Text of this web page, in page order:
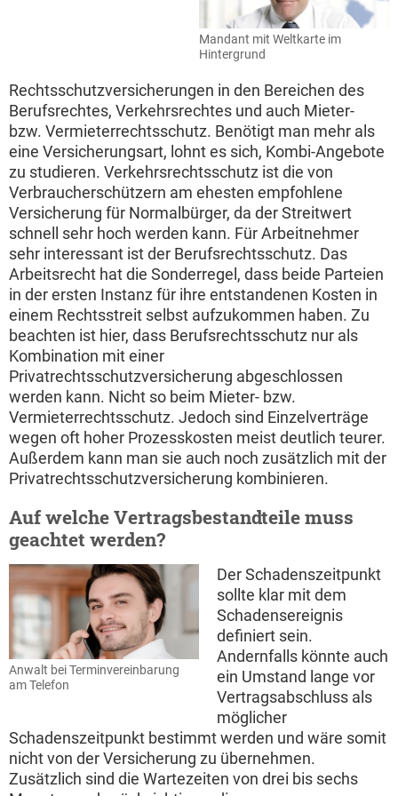
Mandant mit Weltkarte im
Hintergrund
Rechtsschutzversicherungen in den Bereichen des
Berufsrechtes, Verkehrsrechtes und auch Mieter-
bzw. Vermieterrechtsschutz. Benötigt man mehr als
eine Versicherungsart, lohnt es sich, Kombi-Angebote
zu studieren. Verkehrsrechtsschutz ist die von
Verbraucherschützern am ehesten empfohlene
Versicherung für Normalbürger, da der Streitwert
schnell sehr hoch werden kann. Für Arbeitnehmer
sehr interessant ist der Berufsrechtsschutz. Das
Arbeitsrecht hat die Sonderregel, dass beide Parteien
in der ersten Instanz für ihre entstandenen Kosten in
einem Rechtsstreit selbst aufzukommen haben. Zu
beachten ist hier, dass Berufsrechtsschutz nur als
Kombination mit einer
Privatrechtsschutzversicherung abgeschlossen
werden kann. Nicht so beim Mieter- bzw.
Vermieterrechtsschutz. Jedoch sind Einzelverträge
wegen oft hoher Prozesskosten meist deutlich teurer.
Außerdem kann man sie auch noch zusätzlich mit der
Privatrechtsschutzversicherung kombinieren.
Auf welche Vertragsbestandteile muss
geachtet werden?
Anwalt bei Terminvereinbarung
am Telefon
Der Schadenszeitpunkt
sollte klar mit dem
Schadensereignis
definiert sein.
Andernfalls könnte auch
ein Umstand lange vor
Vertragsabschluss als
möglicher
Schadenszeitpunkt bestimmt werden und wäre somit
nicht von der Versicherung zu übernehmen.
Zusätzlich sind die Wartezeiten von drei bis sechs